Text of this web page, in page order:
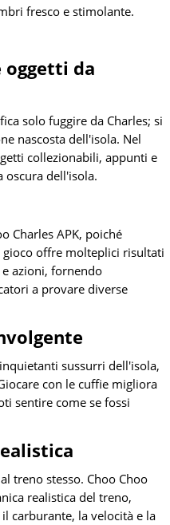
fresco e stimolante.
oggetti da
solo fuggire da Charles; si
nascosta dell'isola. Nel
collezionabili, appunti e
oscura dell'isola.
Charles APK, poiché
offre molteplici risultati
azioni, fornendo
a provare diverse
sussurri dell'isola,
con le cuffie migliora
sentire come se fossi
treno stesso. Choo Choo
realistica del treno,
carburante, la velocità e la